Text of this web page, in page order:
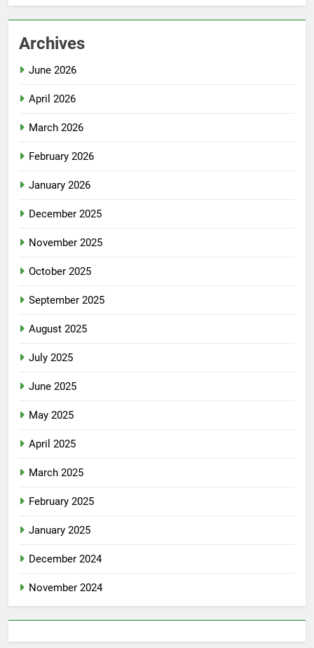
Archives
June 2026
April 2026
March 2026
February 2026
January 2026
December 2025
November 2025
October 2025
September 2025
August 2025
July 2025
June 2025
May 2025
April 2025
March 2025
February 2025
January 2025
December 2024
November 2024